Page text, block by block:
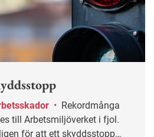
•
till Arbetsmiljöverket i fjol.
för att ett skyddsstopp